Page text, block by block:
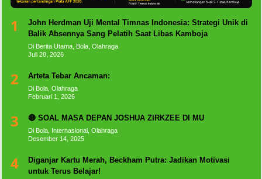
1
John Herdman Uji Mental Timnas Indonesia: Strategi Unik di
Balik Absennya Sang Pelatih Saat Libas Kamboja
Di Berita Utama, Bola, Olahraga
Juli 28, 2026
2 Arteta Tebar Ancaman:
Di Bola, Olahraga
Februari 1, 2026
3 🔴 SOAL MASA DEPAN JOSHUA ZIRKZEE DI MU
Di Bola, Internasional, Olahraga
Desember 14, 2025
4
Diganjar Kartu Merah, Beckham Putra: Jadikan Motivasi
untuk Terus Belajar!